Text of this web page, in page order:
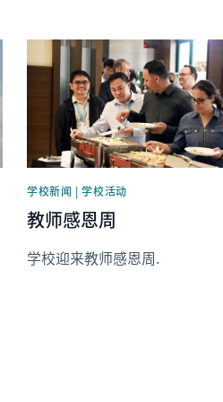
News image
学校新闻 | 学校活动
教师感恩周
学校迎来教师感恩周.